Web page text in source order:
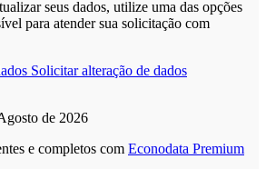
seus dados, utilize uma das opções
para atender sua solicitação com
Solicitar alteração de dados
de 2026
e completos com Econodata Premium